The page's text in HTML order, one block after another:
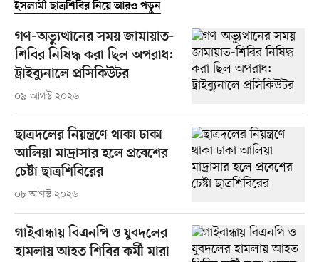
ইসলামী ছাত্রশিবির নিয়ে আরও পড়ুন
গণ-অভ্যুত্থানের সময় জামায়াত-
শিবির নিষিদ্ধ করা ছিল অপরাধ:
ট্রাইব্যুনালে প্রসিকিউটর
০৯ আগস্ট ২০২৬
ছাত্রদলের নিয়ন্ত্রণে থাকা ঢাকা
আলিয়া মাদ্রাসার হলে প্রবেশের
চেষ্টা ছাত্রশিবিরের
০৮ আগস্ট ২০২৬
গাইবান্ধায় বিএনপি ও যুবদলের
হামলায় আহত শিবির কর্মী মারা